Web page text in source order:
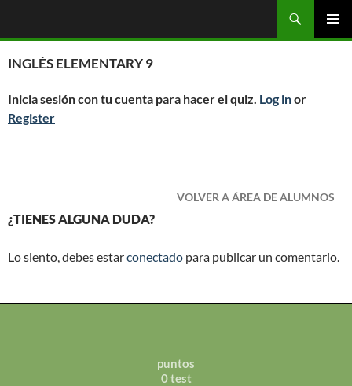
contenido
MENÚ
INGLÉS ELEMENTARY 9
Inicia sesión con tu cuenta para hacer el quiz. Log inor
Register
VOLVER A ÁREA DE ALUMNOS
¿TIENES ALGUNA DUDA?
Lo siento, debes estarconectado para publicar un comentario.
puntos
0 test